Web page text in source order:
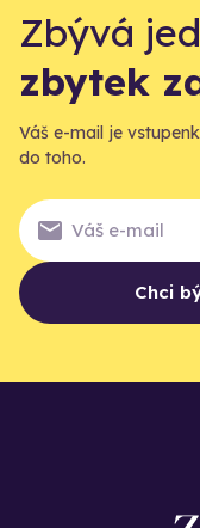
Zbývá
zbytek
Váš e-mail je
do toho.
Chci